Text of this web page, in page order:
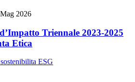
2026
Triennale 2023-2025
Etica